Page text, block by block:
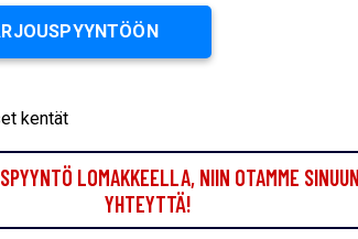
kentät
LOMAKKEELLA, NIIN OTAMME
YHTEYTTÄ!